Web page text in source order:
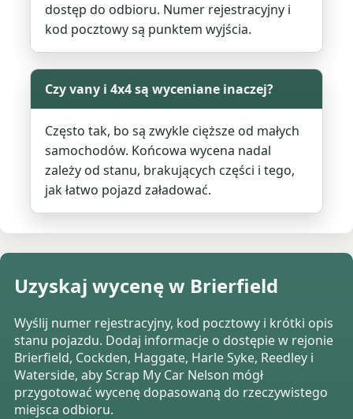
dostęp do odbioru. Numer rejestracyjny i
kod pocztowy są punktem wyjścia.
Czy vany i 4x4 są wyceniane inaczej?
Często tak, bo są zwykle cięższe od małych
samochodów. Końcowa wycena nadal
zależy od stanu, brakujących części i tego,
jak łatwo pojazd załadować.
Uzyskaj wycenę w Brierfield
Wyślij numer rejestracyjny, kod pocztowy i krótki opis
stanu pojazdu. Dodaj informacje o dostępie w rejonie
Brierfield, Cockden, Haggate, Harle Syke, Reedley i
Waterside, aby Scrap My Car Nelson mógł
przygotować wycenę dopasowaną do rzeczywistego
miejsca odbioru.